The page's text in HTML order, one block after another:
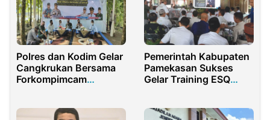
Polres dan Kodim Gelar
Cangkrukan Bersama
Forkompimcam
Pemerintah Kabupaten
Pamekasan Sukses
Gelar Training ESQ